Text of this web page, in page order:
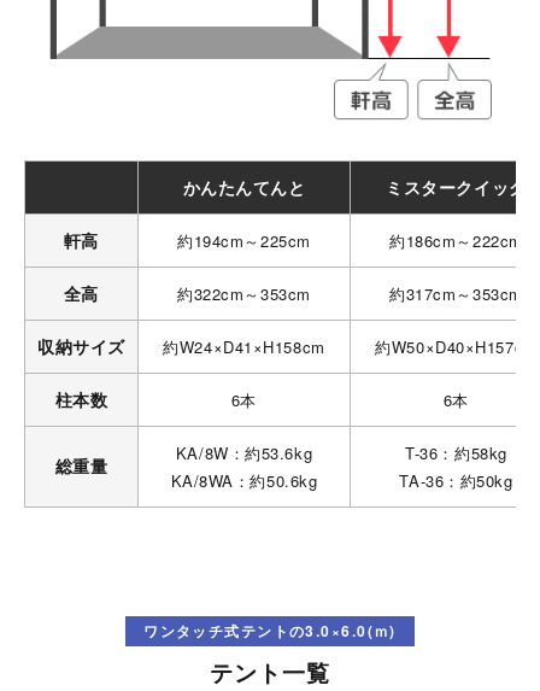
かんたんてんと ミスタークイック
軒高 約194cm～225cm 約186cm～222cm
全高 約322cm～353cm 約317cm～353cm
収納サイズ 約W24×D41×H158cm 約W50×D40×H157cm
柱本数 6本 6本
総重量
KA/8W：約53.6kg
KA/8WA：約50.6kg
T-36：約58kg
TA-36：約50kg
ワンタッチ式テントの3.0×6.0(ｍ)
テント一覧